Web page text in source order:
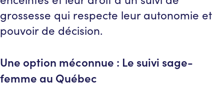
grossesse qui respecte leur autonomie et
pouvoir de décision.
Une option méconnue : Le suivi sage-
femme au Québec